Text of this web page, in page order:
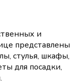
и
представлены
стулья, шкафы,
для посадки,